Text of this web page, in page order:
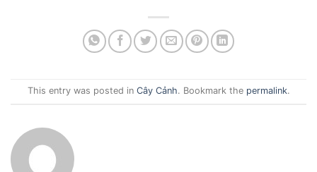
This entry was posted in Cây Cảnh. Bookmark the permalink.